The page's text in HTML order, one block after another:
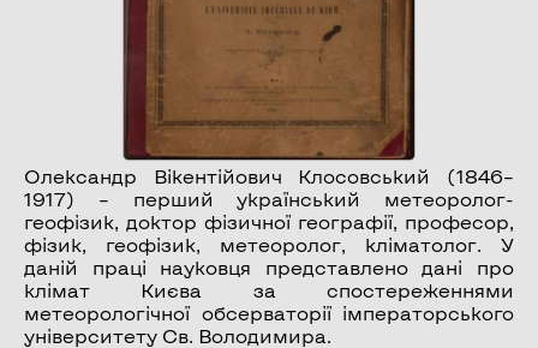
Олександр Вікентійович Клосовський (1846–
1917) – перший український метеоролог-
геофізик, доктор фізичної географії, професор,
фізик, геофізик, метеоролог, кліматолог. У
даній праці науковця представлено дані про
клімат Києва за спостереженнями
метеорологічної обсерваторії імператорського
університету Св. Володимира.